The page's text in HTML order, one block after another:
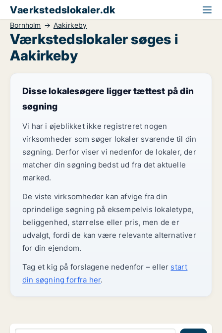
Vaerkstedslokaler.dk
Bornholm Aakirkeby
Værkstedslokaler søges i
Aakirkeby
Disse lokalesøgere ligger tættest på din
søgning
Vi har i øjeblikket ikke registreret nogen
virksomheder som søger lokaler svarende til din
søgning. Derfor viser vi nedenfor de lokaler, der
matcher din søgning bedst ud fra det aktuelle
marked.
De viste virksomheder kan afvige fra din
oprindelige søgning på eksempelvis lokaletype,
beliggenhed, størrelse eller pris, men de er
udvalgt, fordi de kan være relevante alternativer
for din ejendom.
Tag et kig på forslagene nedenfor – eller start
din søgning forfra her.